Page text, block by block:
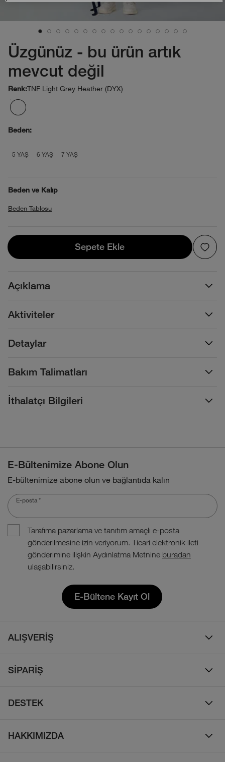
Üzgünüz - bu ürün artık
mevcut değil
Renk:TNF Light Grey Heather (DYX)
Beden:
5 YAŞ 6 YAŞ 7 YAŞ
Beden ve Kalıp
Beden Tablosu
Sepete Ekle
Sepete Ekle
Açıklama
Detaylar
Aktiviteler
Bakım Talimatları
İthalatçı Bilgileri
E-Bültenimize Abone Olun
E-bültenimize abone olun ve bağlantıda kalın
E-posta *
Tarafıma pazarlama ve tanıtım amaçlı e-posta
gönderilmesine izin veriyorum. Ticari elektronik ileti
gönderimine ilişkin Aydınlatma Metnine buradan
ulaşabilirsiniz.
E-Bültene Kayıt Ol
ALIŞVERİŞ
Çocuk
Ayakkabı
SİPARİŞ
İade Politikası
DESTEK
HAKKIMIZDA